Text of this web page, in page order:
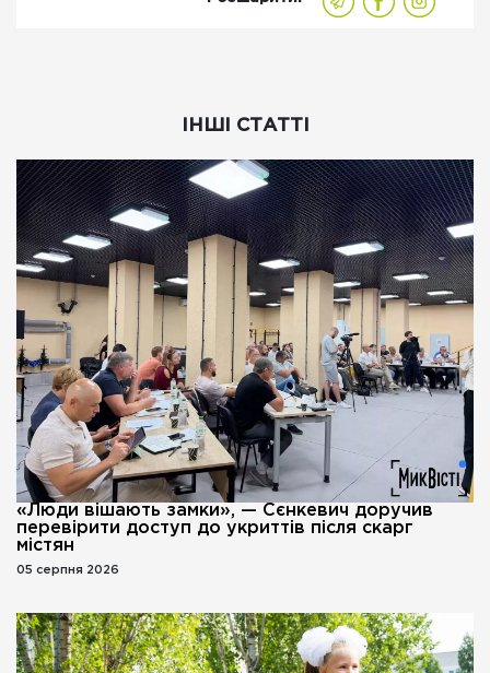
ІНШІ СТАТТІ
«Люди вішають замки», — Сєнкевич доручив
перевірити доступ до укриттів після скарг
містян
05 серпня 2026